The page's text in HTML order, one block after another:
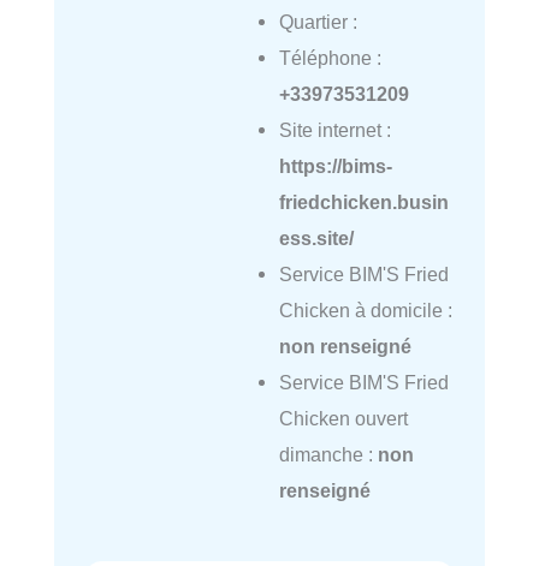
Quartier :
Téléphone :
+33973531209
Site internet :
https://bims-
friedchicken.busin
ess.site/
Service BIM'S Fried
Chicken à domicile :
non renseigné
Service BIM'S Fried
Chicken ouvert
dimanche : non
renseigné